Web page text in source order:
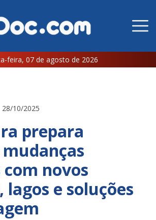
feira, 07 de agosto de 2026
28/10/2025
prepara
novos
lagos e soluções